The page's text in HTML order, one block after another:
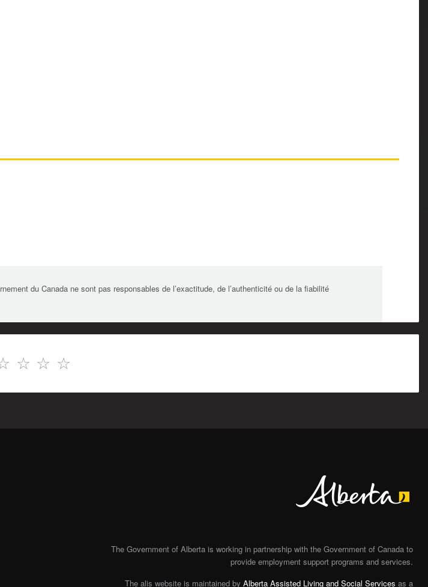
du Canada ne sont pas responsables de l’exactitude, de l’authenticité ou de la fiabilité
☆
☆
☆
The Government of Alberta is working in partnership with the Government of Canada to
provide employment support programs and services.
The alis website is maintained by Alberta Assisted Living and Social Services as a